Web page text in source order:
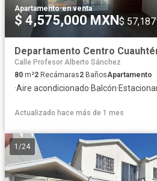
Apartamento·en venta
$ 4,575,000 MXN$
Calle Profesor Alberto Sánchez
80 m²2 Recámaras2 BañosApartamento
·Aire acondicionado·Balcón·
Actualizado hace más de 1 mes
1 /24